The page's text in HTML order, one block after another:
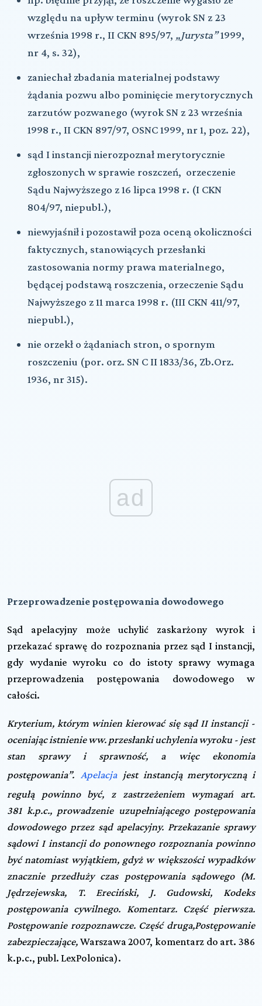
względu na upływ terminu (wyrok SN z 23
września 1998 r., II CKN 895/97, „Jurysta”1999,
nr 4, s. 32),
zaniechał zbadania materialnej podstawy
żądania pozwu albo pominięcie merytorycznych
zarzutów pozwanego (wyrok SN z 23 września
1998 r., II CKN 897/97, OSNC 1999, nr 1, poz. 22),
sąd I instancji nierozpoznał merytorycznie
zgłoszonych w sprawie roszczeń, orzeczenie
Sądu Najwyższego z 16 lipca 1998 r. (I CKN
804/97, niepubl.),
niewyjaśnił i pozostawił poza oceną okoliczności
faktycznych, stanowiących przesłanki
zastosowania normy prawa materialnego,
będącej podstawą roszczenia, orzeczenie Sądu
Najwyższego z 11 marca 1998 r. (III CKN 411/97,
niepubl.),
nie orzekł o żądaniach stron, o spornym
roszczeniu (por. orz. SN C II 1833/36, Zb.Orz.
1936, nr 315).
ad
Przeprowadzenie postępowania dowodowego
Sąd apelacyjny może uchylić zaskarżony wyrok i
przekazać sprawę do rozpoznania przez sąd I instancji,
gdy wydanie wyroku co do istoty sprawy wymaga
przeprowadzenia postępowania dowodowego w
całości.
Kryterium, którym winien kierować się sąd II instancji -
oceniając istnienie ww. przesłanki uchylenia wyroku - jest
stan sprawy i sprawność, a więc ekonomia
postępowania”. Apelacja jest instancją merytoryczną i
regułą powinno być, z zastrzeżeniem wymagań art.
381 k.p.c., prowadzenie uzupełniającego postępowania
dowodowego przez sąd apelacyjny. Przekazanie sprawy
sądowi I instancji do ponownego rozpoznania powinno
być natomiast wyjątkiem, gdyż w większości wypadków
znacznie przedłuży czas postępowania sądowego (M.
Jędrzejewska, T. Ereciński, J. Gudowski, Kodeks
postępowania cywilnego. Komentarz. Część pierwsza.
Postępowanie rozpoznawcze. Część druga,Postępowanie
zabezpieczające, Warszawa 2007, komentarz do art. 386
k.p.c., publ. LexPolonica).